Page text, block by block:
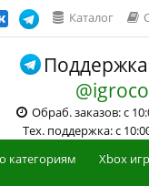
Каталог
Обраб. заказов: с
Тех. поддержка: с
категориям Xbox